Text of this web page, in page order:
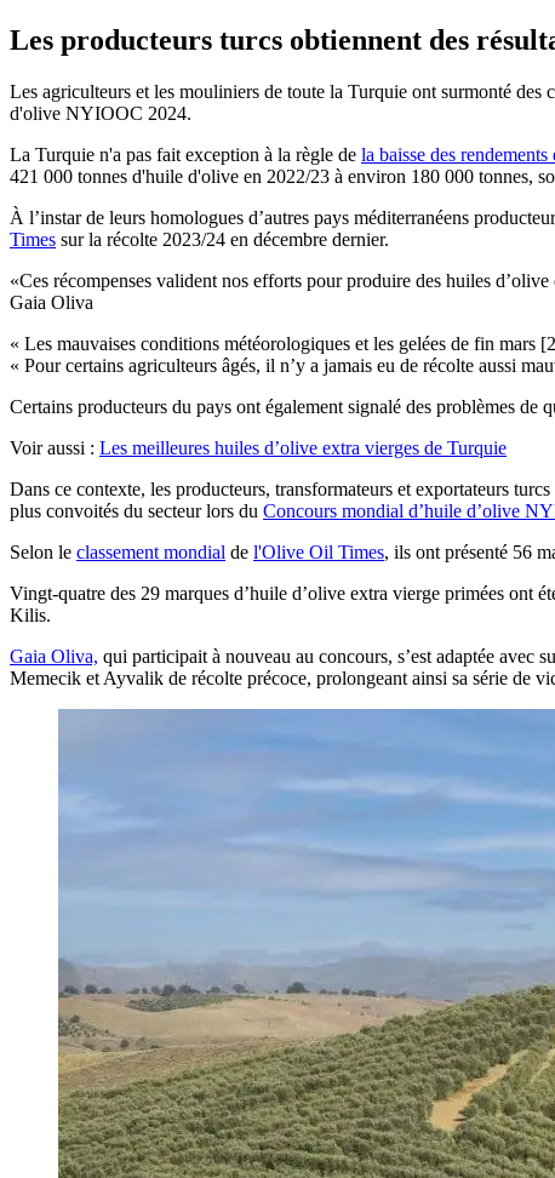
Les producteurs turcs obtiennent des
Les agriculteurs et les mouliniers de toute la Turquie ont surmonté
d'olive NYIOOC 2024.
La Turquie n'a pas fait exception à la règle de la baisse des
421 000 tonnes d'huile d'olive en 2022/23 à environ 180 000 tonnes,
À l’instar de leurs homologues d’autres pays méditerranéens
Times sur la récolte 2023/24 en décembre dernier.
Ces récompenses valident nos efforts pour produire des huiles
Gaia Oliva
« Les mauvaises conditions météorologiques et les gelées de fin mars
« Pour certains agriculteurs âgés, il n’y a jamais eu de récolte aussi
Certains producteurs du pays ont également signalé des problèmes
Voir aussi : Les meilleures huiles d’olive extra vierges de Turquie
Dans ce contexte, les producteurs, transformateurs et exportateurs turcs
plus convoités du secteur lors du Concours mondial d’huile d’olive
Selon le classement mondial de l'Olive Oil Times, ils ont présenté 56
Vingt-quatre des 29 marques d’huile d’olive extra vierge primées ont
Kilis.
Gaia Oliva, qui participait à nouveau au concours, s’est adaptée avec
Memecik et Ayvalik de récolte précoce, prolongeant ainsi sa série de